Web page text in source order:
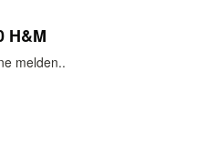
H&M
melden..